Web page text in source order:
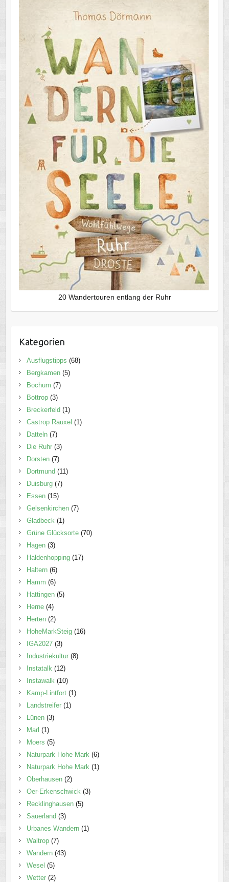
20 Wandertouren entlang der Ruhr
Kategorien
Ausflugstipps (68)
Bergkamen(5)
Bochum (7)
Bottrop(3)
Breckerfeld (1)
Castrop Rauxel (1)
Datteln(7)
Die Ruhr(3)
Dorsten(7)
Dortmund (11)
Duisburg(7)
Essen(15)
Gelsenkirchen(7)
Gladbeck (1)
Grüne Glücksorte(70)
Hagen(3)
Haldenhopping(17)
Haltern(6)
Hamm (6)
Hattingen(5)
Herne(4)
Herten(2)
HoheMarkSteig(16)
IGA2027(3)
Industriekultur(8)
Instatalk (12)
Instawalk (10)
Kamp-Lintfort(1)
Landstreifer(1)
Lünen(3)
Marl (1)
Moers (5)
Naturpark Hohe Mark (6)
Naturpark Hohe Mark (1)
Oberhausen(2)
Oer-Erkenschwick (3)
Recklinghausen(5)
Sauerland (3)
Urbanes Wandern(1)
Waltrop(7)
Wandern(43)
Wesel (5)
Wetter(2)